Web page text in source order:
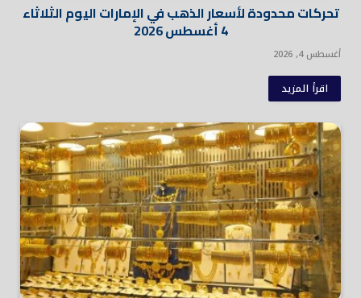
تحركات محدودة لأسعار الذهب في الإمارات اليوم الثلاثاء
4 أغسطس 2026
أغسطس 4, 2026
اقرأ المزيد